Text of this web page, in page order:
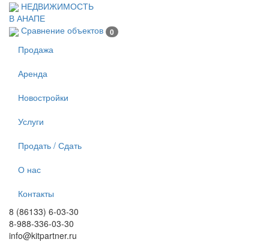
Перейти к основному содержанию
НЕДВИЖИМОСТЬ
В АНАПЕ
Сравнение объектов
0
Продажа
Аренда
Новостройки
Услуги
Продать / Сдать
О нас
Контакты
8 (86133) 6-03-30
8-988-336-03-30
info@kitpartner.ru